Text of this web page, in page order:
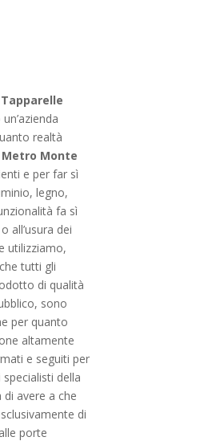
realtà
Monte
e per far sì
legno,
fa sì
all’usura dei
utilizziamo,
tutti gli
di qualità
sono
per quanto
altamente
e seguiti per
della
avere a che
di
porte